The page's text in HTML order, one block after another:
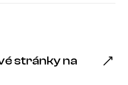
stránky na